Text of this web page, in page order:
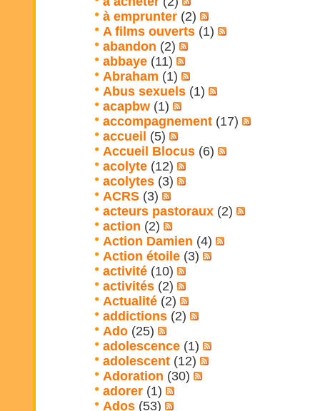
à emprunter (2)
A films ouverts (1)
abandon (2)
abbaye (11)
Abraham (1)
Abus sexuels (1)
acapbw (1)
accompagnement (17)
accueil (5)
Accueil Blocus (6)
acolyte (12)
acolytes (3)
ACRS (3)
acteurs pastoraux (2)
action (2)
Action Damien (4)
Action étoile (3)
activité (10)
activités (2)
Actualité (2)
addictions (2)
Ado (25)
adolescence (1)
adolescent (12)
Adoration (30)
adorer (1)
Ados (53)